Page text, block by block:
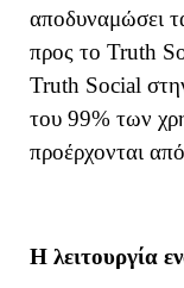
αποδυναμώσει
προς το Truth
Truth Social
του 99% των
προέρχονται
Η λειτουργία